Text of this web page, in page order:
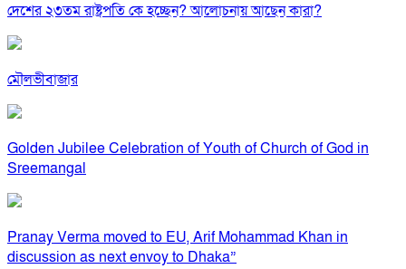
দেশের ২৩তম রাষ্ট্রপতি কে হচ্ছেন? আলোচনায় আছেন কারা?
মৌলভীবাজার
Golden Jubilee Celebration of Youth of Church of God in
Sreemangal
Pranay Verma moved to EU, Arif Mohammad Khan in
discussion as next envoy to Dhaka”